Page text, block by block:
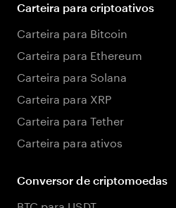
Carteira para criptoativos
Carteira para Bitcoin
Carteira para Ethereum
Carteira para Solana
Carteira para XRP
Carteira para Tether
Carteira para ativos
Conversor de criptomoedas